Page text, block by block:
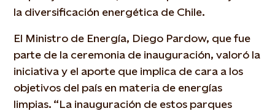
la diversificación energética de Chile.
El Ministro de Energía, Diego Pardow, que fue
parte de la ceremonia de inauguración, valoró la
iniciativa y el aporte que implica de cara a los
objetivos del país en materia de energías
limpias. “La inauguración de estos parques